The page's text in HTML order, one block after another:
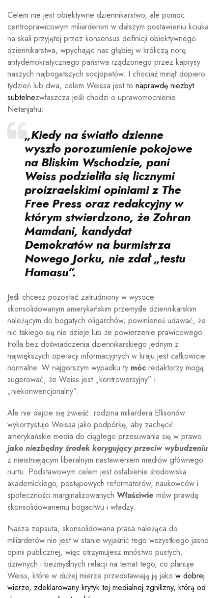
Celem nie jest obiektywne dziennikarstwo, ale pomoc
centroprawicowym miliarderom w dalszym postawieniu kciuka
na skali przyjętej przez konsensus definicji obiektywnego
dziennikarstwa, wpychając nas głębiej w króliczą norę
antydemokratycznego państwa rządzonego przez kaprysy
naszych najbogatszych socjopatów. I chociaż minął dopiero
tydzień lub dwa, celem Weissa jest to naprawdę niezbyt
subtelnezwłaszcza jeśli chodzi o uprawomocnienie
Netanjahu:
„Kiedy na światło dzienne
wyszło porozumienie pokojowe
na Bliskim Wschodzie, pani
Weiss podzieliła się licznymi
proizraelskimi opiniami z The
Free Press orazredakcyjnyw
którym stwierdzono, że Zohran
Mamdani, kandydat
Demokratów na burmistrza
Nowego Jorku, nie zdał „testu
Hamasu”.
Jeśli chcesz pozostać zatrudniony w wysoce
skonsolidowanym amerykańskim przemyśle dziennikarskim
należącym do bogatych oligarchów, powinieneś udawać, że
nic takiego się nie dzieje lub że powierzenie prawicowego
trolla bez doświadczenia dziennikarskiego jednym z
największych operacji informacyjnych w kraju jest całkowicie
normalne. W najgorszym wypadku ty móc redaktorzy mogą
sugerować, że Weiss jest „kontrowersyjny” i
„niekonwencjonalny”.
Ale nie dajcie się zwieść: rodzina miliardera Ellisonów
wykorzystuje Weissa jako podpórkę, aby zachęcić
amerykańskie media do ciągłego przesuwania się w prawo
jako niezbędny środek korygujący przeciw wybudzeniu
z nieistniejącym liberalnym nastawieniem mediów głównego
nurtu. Podstawowym celem jest osłabienie środowiska
akademickiego, postępowych reformatorów, naukowców i
społeczności marginalizowanych Właściwie mów prawdę
skonsolidowanemu bogactwu i władzy.
Nasza zepsuta, skonsolidowana prasa należąca do
miliarderów nie jest w stanie wyjaśnić tego wszystkiego jasno
opinii publicznej, więc otrzymujesz mnóstwo pustych,
dziwnych i bezmyślnych relacji na temat tego, co planuje
Weiss, które w dużej mierze przedstawiają ją jako w dobrej
wierze, zdeklarowany krytyk tej medialnej zgnilizny, którą od